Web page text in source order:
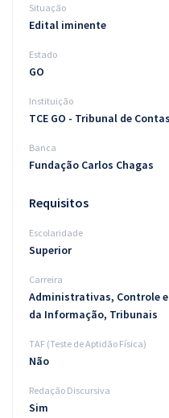
Situação
Edital iminente
Estado
GO
Instituição
TCE GO - Tribunal de
Banca
Fundação Carlos Chagas
Requisitos
Escolaridade
Superior
Carreira
Administrativas, Controle
da Informação, Tribunais
TAF (Teste de Aptidão Física)
Não
Redação Discursiva
Sim